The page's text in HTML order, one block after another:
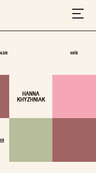
КИЇВ
HANNA
KHYZHNIAK